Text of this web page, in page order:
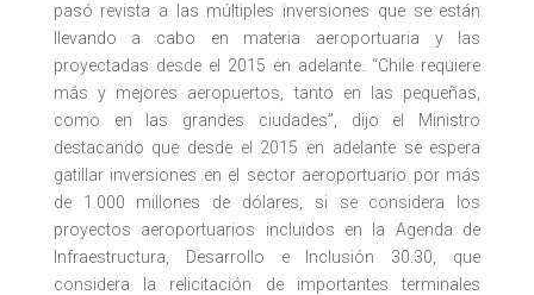
pasó revista a las múltiples inversiones que se están
llevando a cabo en materia aeroportuaria y las
proyectadas desde el 2015 en adelante. “Chile requiere
más y mejores aeropuertos, tanto en las pequeñas,
como en las grandes ciudades”, dijo el Ministro
destacando que desde el 2015 en adelante se espera
gatillar inversiones en el sector aeroportuario por más
de 1.000 millones de dólares, si se considera los
proyectos aeroportuarios incluidos en la Agenda de
Infraestructura, Desarrollo e Inclusión 30.30, que
considera la relicitación de importantes terminales